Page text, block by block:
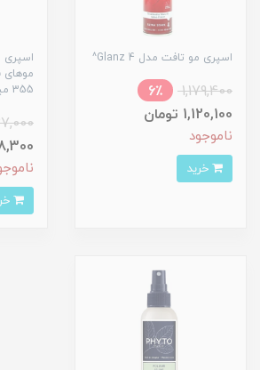
اسپری مو تافت مدل Glanz 4^
1,179,400
6٪
1,120,100 تومان
ناموجود
اسپری
موهای
355 میلی لیتر^